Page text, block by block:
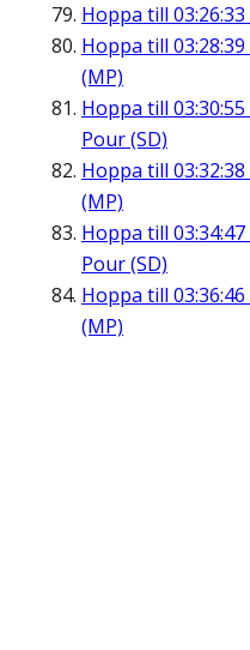
Hoppa till 03:26:33
Hoppa till 03:28:39
(MP)
Hoppa till 03:30:55
Pour (SD)
Hoppa till 03:32:38
(MP)
Hoppa till 03:34:47
Pour (SD)
Hoppa till 03:36:46
(MP)